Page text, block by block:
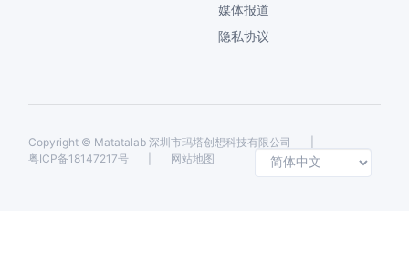
媒体报道
隐私协议
Copyright © Matatalab 深圳市玛塔创想科技有限公司
粤ICP备18147217号
网站地图